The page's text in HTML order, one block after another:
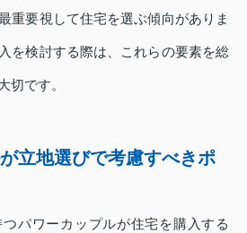
重要視して住宅を選ぶ傾向がありま
を検討する際は、これらの要素を総
切です。
立地選びで考慮すべきポ
パワーカップルが住宅を購入する